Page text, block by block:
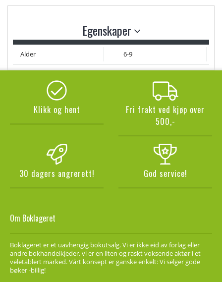
Egenskaper
Alder 6-9
Klikk og hent
Fri frakt ved kjøp over
500,-
30 dagers angrerett! God service!
Om Boklageret
Boklageret er et uavhengig bokutsalg. Vi er ikke eid av forlag eller
andre bokhandelkjeder, vi er en liten og raskt voksende aktør i et
veletablert marked. Vårt konsept er ganske enkelt: Vi selger gode
bøker -billig!